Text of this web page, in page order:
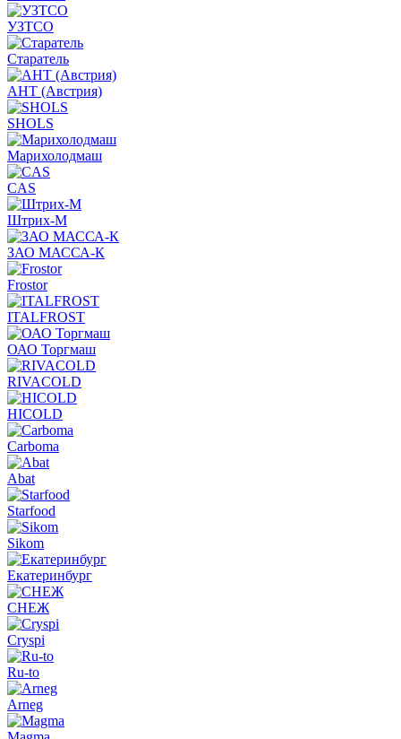
УЗТСО
Старатель
АНТ (Австрия)
SHOLS
Марихолодмаш
CAS
Штрих-М
ЗАО МАССА-К
Frostor
ITALFROST
ОАО Торгмаш
RIVACOLD
HICOLD
Carboma
Abat
Starfood
Sikom
Екатеринбург
СНЕЖ
Cryspi
Ru-to
Arneg